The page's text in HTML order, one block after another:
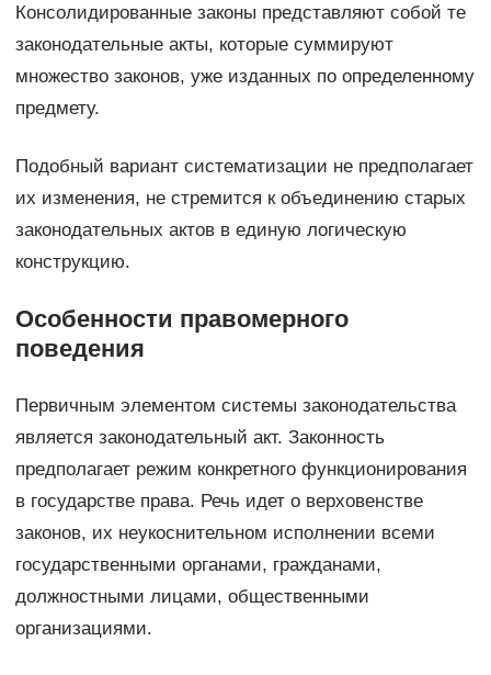
Консолидированные законы представляют собой те
законодательные акты, которые суммируют
множество законов, уже изданных по определенному
предмету.
Подобный вариант систематизации не предполагает
их изменения, не стремится к объединению старых
законодательных актов в единую логическую
конструкцию.
Особенности правомерного
поведения
Первичным элементом системы законодательства
является законодательный акт. Законность
предполагает режим конкретного функционирования
в государстве права. Речь идет о верховенстве
законов, их неукоснительном исполнении всеми
государственными органами, гражданами,
должностными лицами, общественными
организациями.